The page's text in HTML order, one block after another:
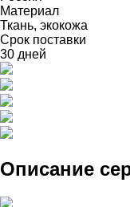
Материал
Ткань, экокожа
Срок поставки
30 дней
Описание